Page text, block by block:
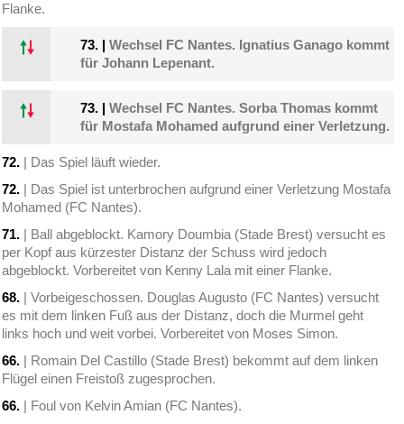
Flanke.
73. |Wechsel FC Nantes. Ignatius Ganago kommt
für Johann Lepenant.
73. |Wechsel FC Nantes. Sorba Thomas kommt
für Mostafa Mohamed aufgrund einer Verletzung.
72. | Das Spiel läuft wieder.
72. | Das Spiel ist unterbrochen aufgrund einer Verletzung Mostafa
Mohamed (FC Nantes).
71. | Ball abgeblockt. Kamory Doumbia (Stade Brest) versucht es
per Kopf aus kürzester Distanz der Schuss wird jedoch
abgeblockt. Vorbereitet von Kenny Lala mit einer Flanke.
68. | Vorbeigeschossen. Douglas Augusto (FC Nantes) versucht
es mit dem linken Fuß aus der Distanz, doch die Murmel geht
links hoch und weit vorbei. Vorbereitet von Moses Simon.
66. | Romain Del Castillo (Stade Brest) bekommt auf dem linken
Flügel einen Freistoß zugesprochen.
66. | Foul von Kelvin Amian (FC Nantes).